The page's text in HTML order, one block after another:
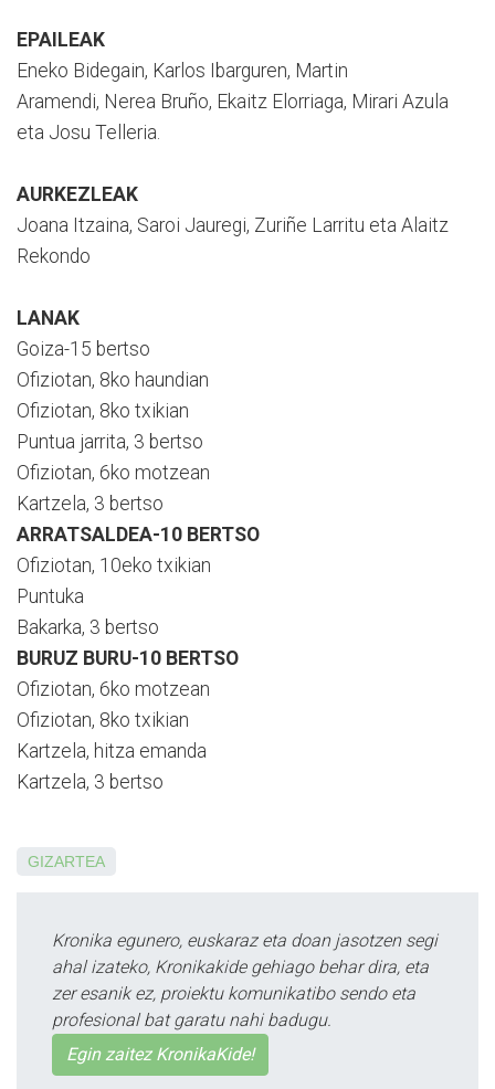
EPAILEAK
Eneko Bidegain, Karlos Ibar­guren, Martin
Ara­mendi, Nerea Bruño, Ekaitz Elorriaga, Mirari Azula
eta Josu Telleria.
AURKEZLEAK
Joana Itzaina, Saroi Jauregi, Zuriñe Larritu eta Alaitz
Rekondo
LANAK
Goiza-15 bertso
Ofiziotan, 8ko haundian
Ofiziotan, 8ko txikian
Puntua jarrita, 3 bertso
Ofiziotan, 6ko motzean
Kartzela, 3 bertso
ARRATSALDEA-10 BERTSO
Ofiziotan, 10eko txikian
Puntuka
Bakarka, 3 bertso
BURUZ BURU-10 BERTSO
Ofiziotan, 6ko motzean
Ofiziotan, 8ko txikian
Kartzela, hitza emanda
Kartzela, 3 bertso
GIZARTEA
Kronika egunero, euskaraz eta doan jasotzen segi
ahal izateko, Kronikakide gehiago behar dira, eta
zer esanik ez, proiektu komunikatibo sendo eta
profesional bat garatu nahi badugu.
Egin zaitez KronikaKide!